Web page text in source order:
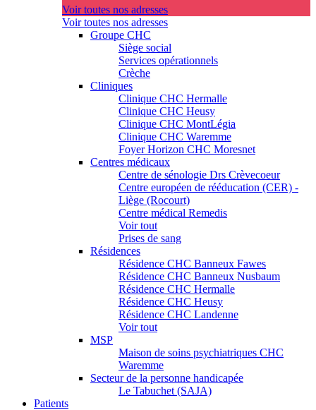
Voir toutes nos adresses
Voir toutes nos adresses
Groupe CHC
Siège social
Services opérationnels
Crèche
Cliniques
Clinique CHC Hermalle
Clinique CHC Heusy
Clinique CHC MontLégia
Clinique CHC Waremme
Foyer Horizon CHC Moresnet
Centres médicaux
Centre de sénologie Drs Crèvecoeur
Centre européen de rééducation (CER) -
Liège (Rocourt)
Centre médical Remedis
Voir tout
Prises de sang
Résidences
Résidence CHC Banneux Fawes
Résidence CHC Banneux Nusbaum
Résidence CHC Hermalle
Résidence CHC Heusy
Résidence CHC Landenne
Voir tout
MSP
Maison de soins psychiatriques CHC
Waremme
Secteur de la personne handicapée
Le Tabuchet (SAJA)
Patients